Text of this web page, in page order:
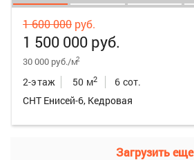
1 600 000 руб.
1 500 000 руб.
30 000 руб./м2
2-этаж 50 м2
6 сот.
СНТ Енисей-6, Кедровая
Загрузить еще